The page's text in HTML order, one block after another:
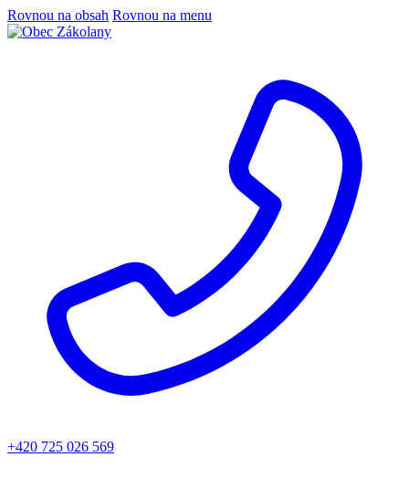
Rovnou na obsah Rovnou na menu
+420 725 026 569